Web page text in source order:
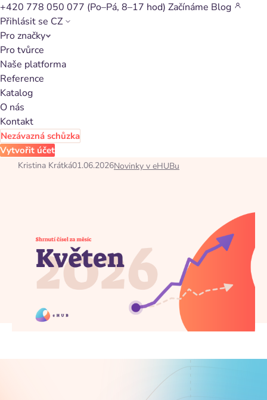
+420 778 050 077 (Po–Pá, 8–17 hod) Začínáme Blog
Přihlásit se CZ
Pro značky
Pro tvůrce
Naše platforma
Reference
Katalog
O nás
Kontakt
Nezávazná schůzka
Vytvořit účet
Zpět na články
Data z affiliate sítě eHUB za
květen 2026
Přehled reálných dat z affiliate sítě eHUB za květen 2026.
Provize, výkon affiliate programů, nejúspěšnější partneři a
rozdělení segmentů podle dat.
Kristina Krátká01.06.2026Novinky v eHUBu